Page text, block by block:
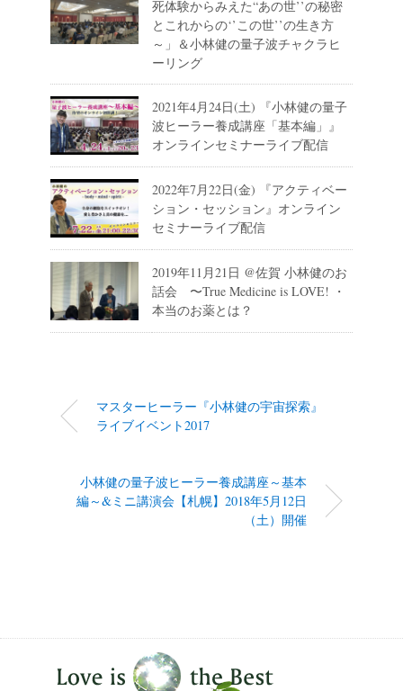
死体験からみえた“あの世’’の秘密
とこれからの‘’この世’’の生き方
～」＆小林健の量子波チャクラヒ
ーリング
2021年4月24日(土) 『小林健の量子
波ヒーラー養成講座「基本編」』
オンラインセミナーライブ配信
2022年7月22日(金) 『アクティベー
ション・セッション』オンライン
セミナーライブ配信
2019年11月21日 @佐賀 小林健のお
話会 〜True Medicine is LOVE! ・
本当のお薬とは？
マスターヒーラー『小林健の宇宙探索』
ライブイベント2017
小林健の量子波ヒーラー養成講座～基本
編～&ミニ講演会【札幌】2018年5月12日
（土）開催